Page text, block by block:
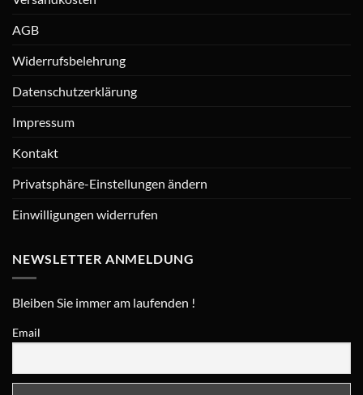
AGB
Widerrufsbelehrung
Datenschutzerklärung
Impressum
Kontakt
Privatsphäre-Einstellungen ändern
Einwilligungen widerrufen
NEWSLETTER ANMELDUNG
Bleiben Sie immer am laufenden !
Email